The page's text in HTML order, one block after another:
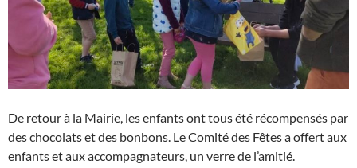
De retour à la Mairie, les enfants ont tous été récompensés par
des chocolats et des bonbons. Le Comité des Fêtes a offert aux
enfants et aux accompagnateurs, un verre de l’amitié.